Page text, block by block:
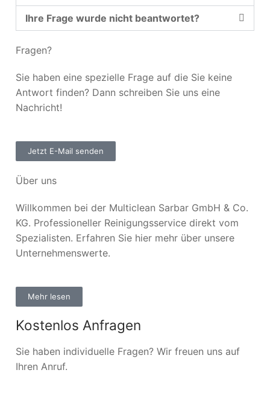
Ihre Frage wurde nicht beantwortet?
Fragen?
Sie haben eine spezielle Frage auf die Sie keine
Antwort finden? Dann schreiben Sie uns eine
Nachricht!
Jetzt E-Mail senden
Über uns
Willkommen bei der Multiclean Sarbar GmbH & Co.
KG. Professioneller Reinigungsservice direkt vom
Spezialisten. Erfahren Sie hier mehr über unsere
Unternehmenswerte.
Mehr lesen
Kostenlos Anfragen
Sie haben individuelle Fragen? Wir freuen uns auf
Ihren Anruf.